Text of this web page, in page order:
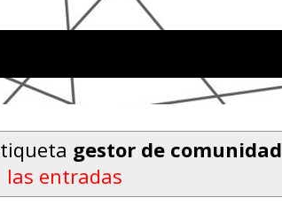
gestor de comunidad
las entradas